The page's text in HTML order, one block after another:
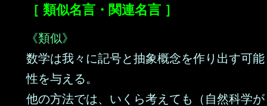
［ 類似名言・関連名言 ］
《類似》
数学は我々に記号と抽象概念を作り出す可能
性を与える。
他の方法では、いくら考えても（自然科学が